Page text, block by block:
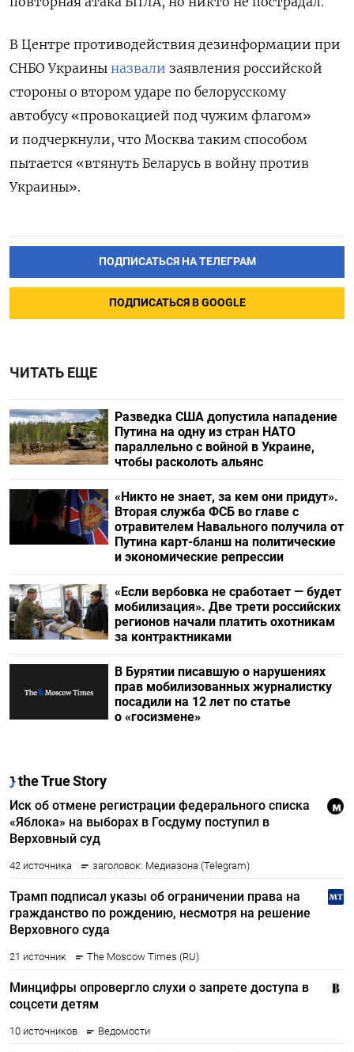
В Центре противодействия дезинформации при
СНБО Украины назвали заявления российской
стороны о втором ударе по белорусскому
автобусу «провокацией под чужим флагом»
и подчеркнули, что Москва таким способом
пытается «втянуть Беларусь в войну против
Украины».
ПОДПИСАТЬСЯ НА ТЕЛЕГРАМ
ПОДПИСАТЬСЯ В GOOGLE
ЧИТАТЬ ЕЩЕ
Разведка США допустила нападение
Путина на одну из стран НАТО
параллельно с войной в Украине,
чтобы расколоть альянс
«Никто не знает, за кем они придут».
Вторая служба ФСБ во главе с
отравителем Навального получила от
Путина карт-бланш на политические
и экономические репрессии
«Если вербовка не сработает — будет
мобилизация». Две трети российских
регионов начали платить охотникам
за контрактниками
В Бурятии писавшую о нарушениях
прав мобилизованных журналистку
посадили на 12 лет по статье
о «госизмене»